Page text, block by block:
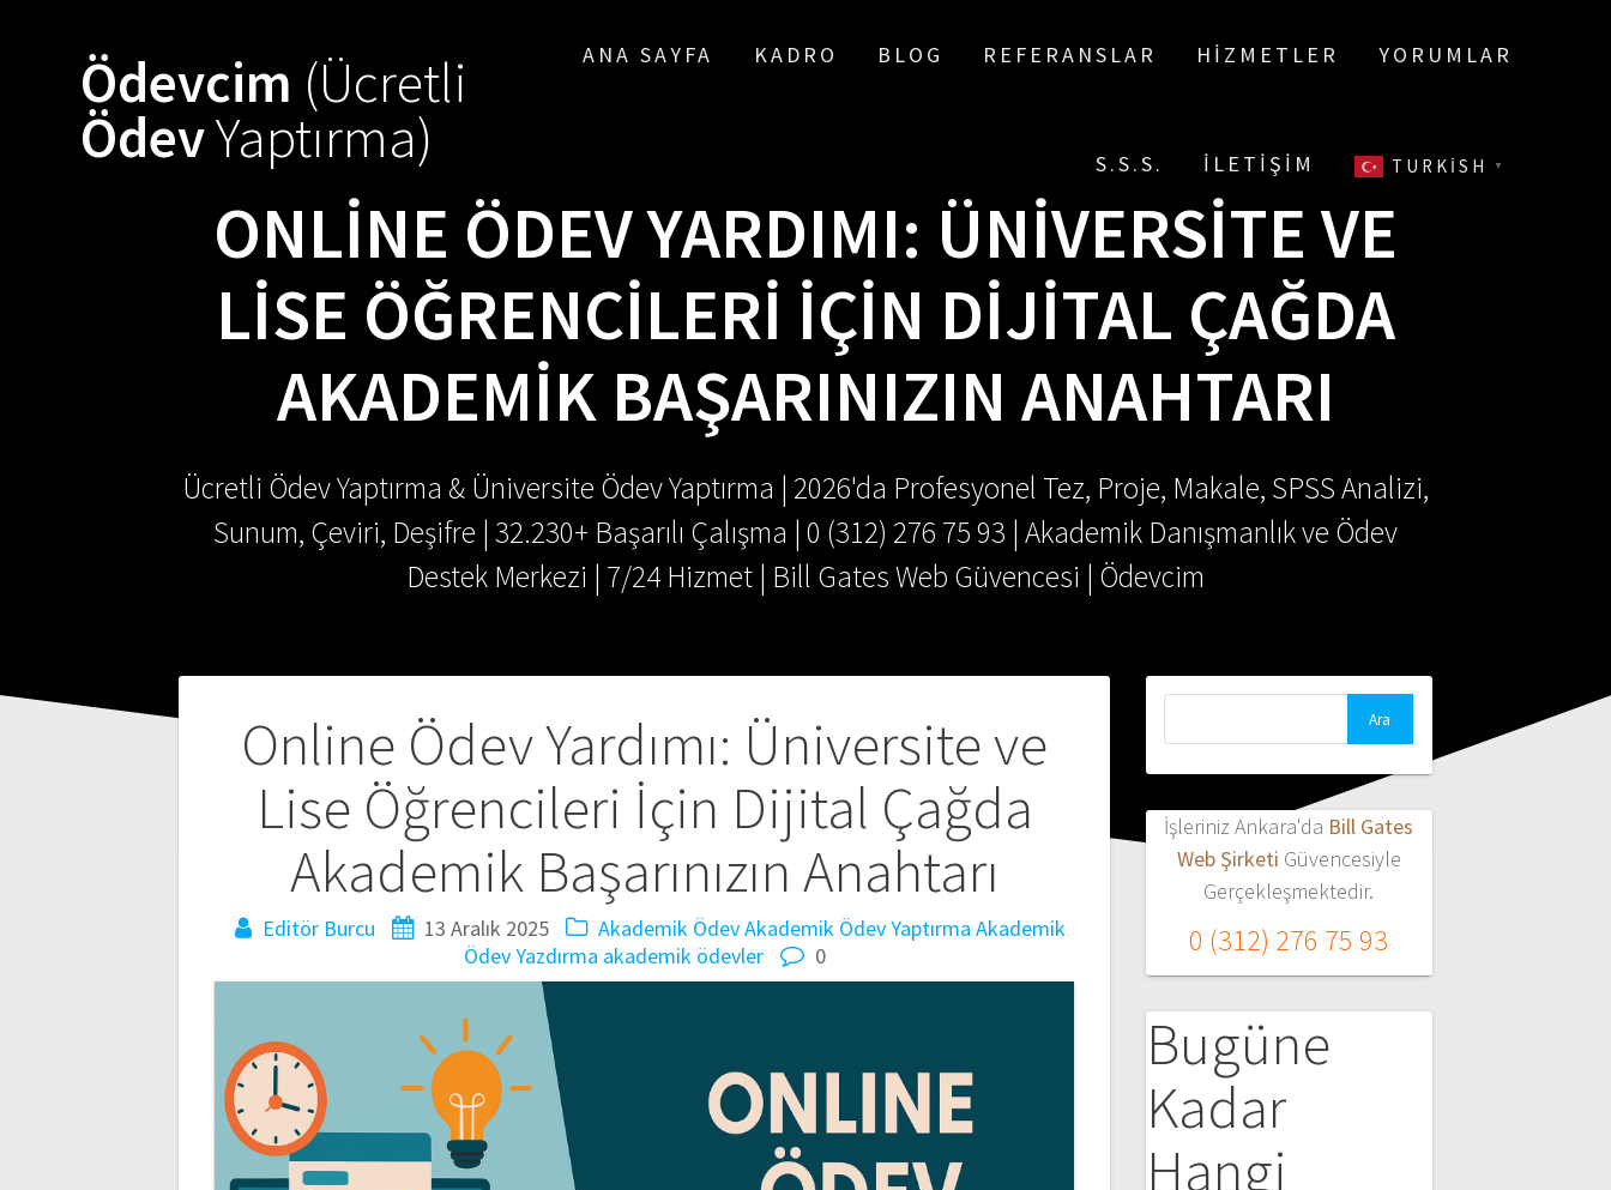
Ödevcim (Ücretli
ÖdevYaptırma)
ANA SAYFA KADRO BLOG REFERANSLAR HIZMETLER YORUMLAR
S.S.S. İLETIŞIM TURKISH ▼
ONLINE ÖDEV YARDIMI: ÜNIVERSITE VE
LISE ÖĞRENCILERI İÇIN DIJITAL ÇAĞDA
AKADEMIK BAŞARINIZIN ANAHTARI
Ücretli Ödev Yaptırma & Üniversite Ödev Yaptırma | 2026'da Profesyonel Tez, Proje, Makale, SPSS Analizi,
Sunum, Çeviri, Deşifre | 32.230+ Başarılı Çalışma | 0 (312) 276 75 93 | Akademik Danışmanlık ve Ödev
Destek Merkezi | 7/24 Hizmet | Bill Gates Web Güvencesi | Ödevcim
Online Ödev Yardımı: Üniversite ve
Lise Öğrencileri İçin Dijital Çağda
Akademik Başarınızın Anahtarı
Editör Burcu 13 Aralık 2025 Akademik ÖdevAkademik Ödev Yaptırma Akademik
Ödev Yazdırma akademik ödevler 0
Yazı
gezinmesi
İşleriniz Ankara'da Bill Gates
Web Şirketi Güvencesiyle
Gerçekleşmektedir.
0 (312) 276 75 93
Bugüne
Kadar
Hangi